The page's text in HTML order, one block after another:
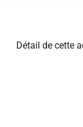
Détail de cette